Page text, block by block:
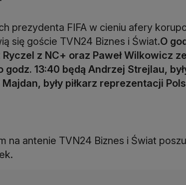
prezydenta FIFA w cieniu afery
się goście TVN24 Biznes i Świat.O
z NC+ oraz Paweł Wilkowicz ze
13:40 będą Andrzej Strejlau,
były piłkarz reprezentacji
na antenie TVN24 Biznes i Świat